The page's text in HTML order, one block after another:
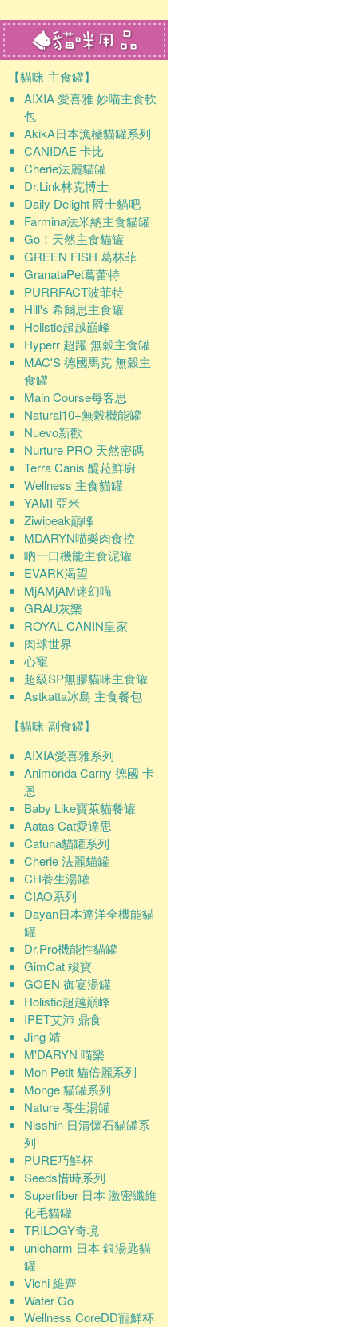
【貓咪-主食罐】
AIXIA 愛喜雅 妙喵主食軟
包
AkikA日本漁極貓罐系列
CANIDAE 卡比
Cherie法麗貓罐
Dr.Link林克博士
Daily Delight 爵士貓吧
Farmina法米納主食貓罐
Go！天然主食貓罐
GREEN FISH 葛林菲
GranataPet葛蕾特
PURRFACT波菲特
Hill's 希爾思主食罐
Holistic超越巔峰
Hyperr 超躍 無穀主食罐
MAC'S 德國馬克 無穀主
食罐
Main Course每客思
Natural10+無榖機能罐
Nuevo新歡
Nurture PRO 天然密碼
Terra Canis 醍菈鮮廚
Wellness 主食貓罐
YAMI 亞米
Ziwipeak巔峰
MDARYN喵樂肉食控
吶一口機能主食泥罐
EVARK渴望
MjAMjAM迷幻喵
GRAU灰樂
ROYAL CANIN皇家
肉球世界
心寵
超級SP無膠貓咪主食罐
Astkatta冰島 主食餐包
【貓咪-副食罐】
AIXIA愛喜雅系列
Animonda Carny 德國 卡
恩
Baby Like寶萊貓餐罐
Aatas Cat愛達思
Catuna貓罐系列
Cherie 法麗貓罐
CH養生湯罐
CIAO系列
Dayan日本達洋全機能貓
罐
Dr.Pro機能性貓罐
GimCat 竣寶
GOEN 御宴湯罐
Holistic超越巔峰
IPET艾沛 鼎食
Jing 靖
M'DARYN 喵樂
Mon Petit 貓倍麗系列
Monge 貓罐系列
Nature 養生湯罐
Nisshin 日清懷石貓罐系
列
PURE巧鮮杯
Seeds惜時系列
Superfiber 日本 激密纖維
化毛貓罐
TRILOGY奇境
unicharm 日本 銀湯匙貓
罐
Vichi 維齊
Water Go
Wellness CoreDD寵鮮杯